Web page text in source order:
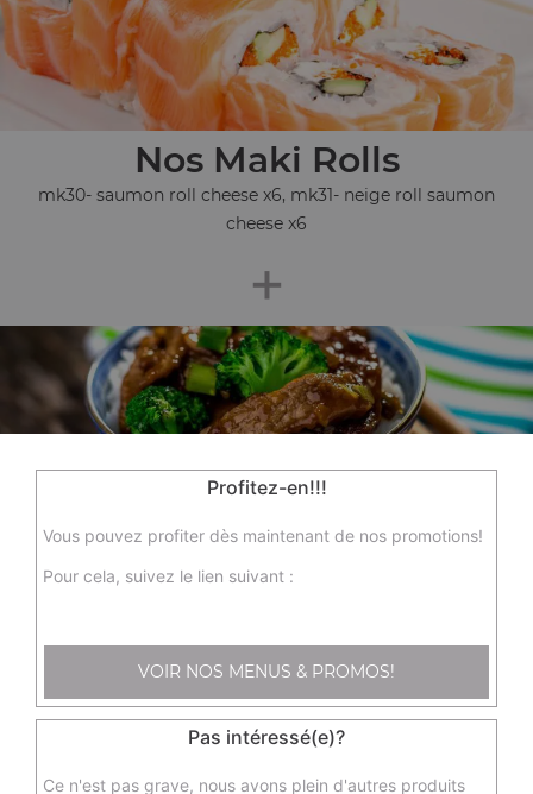
Nos Maki Rolls
mk30- saumon roll cheese x6, mk31- neige roll saumon
cheese x6
+
Nos Spécialités Chinoises
sp1 - nouille sauté aux légumes, sp3 - wok boeuf sauté aux
+
Profitez-en!!!
Vous pouvez profiter dès maintenant de nos promotions!
Pour cela, suivez le lien suivant :
VOIR NOS MENUS & PROMOS!
Pas intéressé(e)?
Ce n'est pas grave, nous avons plein d'autres produits